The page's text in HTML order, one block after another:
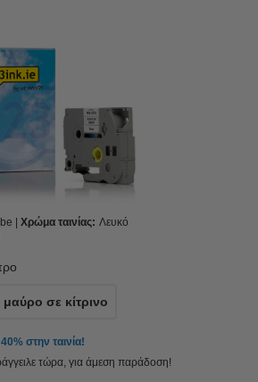
Χρώμα ταινίας: Λευκό
μαύρο σε κίτρινο
40% στην ταινία!
τώρα, για άμεση παράδοση!